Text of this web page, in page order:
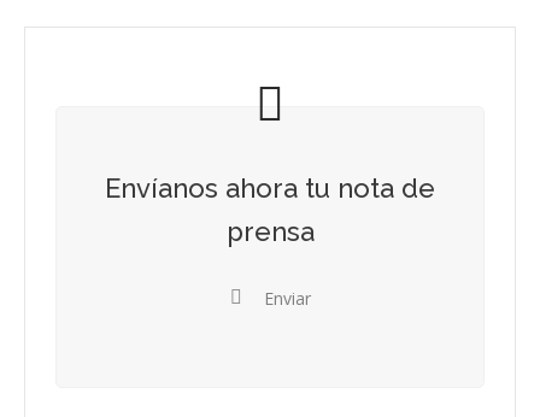
Envíanos ahora tu nota de
prensa
Enviar